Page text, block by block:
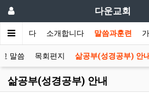
다운교회
영합니다 소개합니다 말씀과훈련
말씀 목회편지 삶공부(성경공부) 안
삶공부(성경공부) 안내